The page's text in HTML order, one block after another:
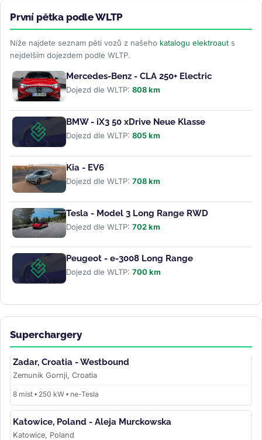
První pětka podle WLTP
Níže najdete seznam pěti vozů z našeho katalogu elektroaut s
nejdelším dojezdem podle WLTP.
Mercedes-Benz - CLA 250+ Electric
Dojezd dle WLTP: 808 km
BMW - iX3 50 xDrive Neue Klasse
Dojezd dle WLTP: 805 km
Kia - EV6
Dojezd dle WLTP: 708 km
Tesla - Model 3 Long Range RWD
Dojezd dle WLTP: 702 km
Peugeot - e-3008 Long Range
Dojezd dle WLTP: 700 km
Superchargery
Zadar, Croatia - Westbound
Zemunik Gornji, Croatia
8 míst • 250 kW • ne-Tesla
Katowice, Poland - Aleja Murckowska
Katowice, Poland